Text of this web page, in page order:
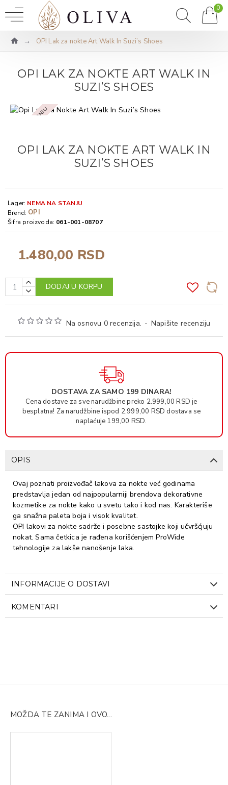
0
OPI Lak za nokte Art Walk In Suzi’s Shoes
OPI LAK ZA NOKTE ART WALK IN
SUZI’S SHOES
NEMA NA STANJU
OPI LAK ZA NOKTE ART WALK IN
SUZI’S SHOES
Na osnovu 0 recenzija. - Napišite recenziju
1.480,00 RSD
Lager: NEMA NA STANJU
Brend: OPI
Šifra proizvoda: 061-001-08707
DODAJ U KORPU
DOSTAVA ZA SAMO 199 DINARA!
Cena dostave za sve narudžbine preko 2.999,00 RSD je
besplatna! Za narudžbine ispod 2.999,00 RSD dostava se
naplaćuje 199,00 RSD.
OPIS
Ovaj poznati proizvođač lakova za nokte već godinama
predstavlja jedan od najpopularniji brendova dekorativne
kozmetike za nokte kako u svetu tako i kod nas. Karakteriše
ga snažna paleta boja i visok kvalitet.
OPI lakovi za nokte sadrže i posebne sastojke koji učvršćjuju
nokat. Sama četkica je rađena korišćenjem ProWide
tehnologije za lakše nanošenje laka.
INFORMACIJE O DOSTAVI
KOMENTARI
MOŽDA TE ZANIMA I OVO...